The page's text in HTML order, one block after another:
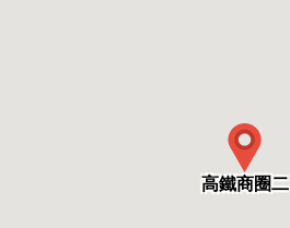
高鐵商圈二